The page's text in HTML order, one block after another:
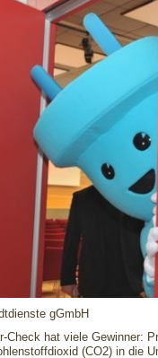
gGmbH
Check hat viele Gewinner:
(CO2) in die